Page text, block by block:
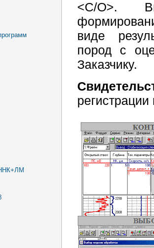
<C/О>.
виде
пород с
Заказчику.